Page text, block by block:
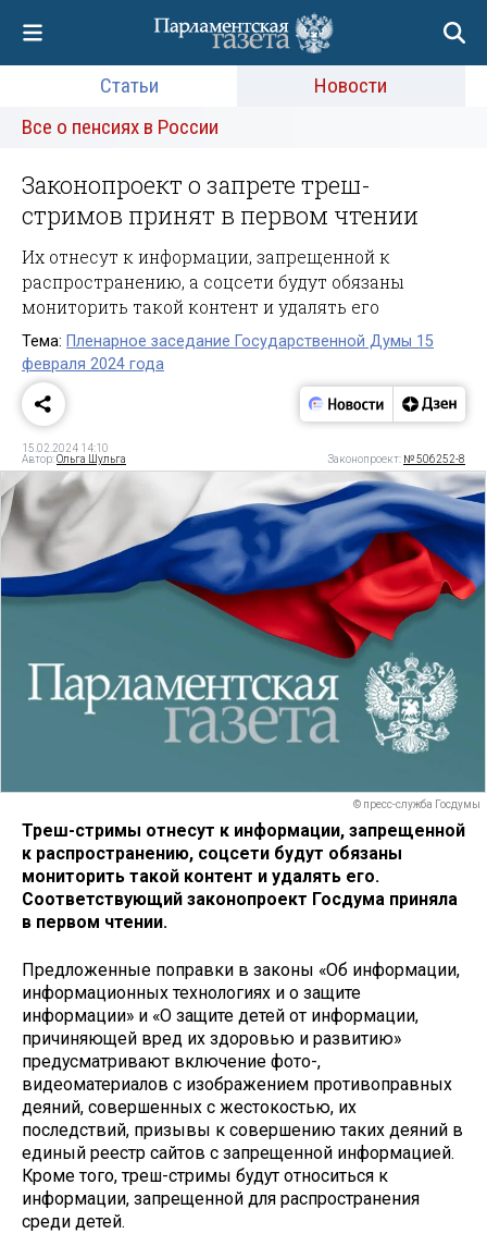
Статьи
Новости
Все о пенсиях в России
Законопроект о запрете треш-
стримов принят в первом чтении
Их отнесут к информации, запрещенной к
распространению, а соцсети будут обязаны
мониторить такой контент и удалять его
Тема: Пленарное заседание Государственной Думы 15
февраля 2024 года
15.02.2024 14:10
Автор:Ольга Шульга Законопроект: № 506252-8
© пресс-служба Госдумы
Треш-стримы отнесут к информации, запрещенной
к распространению, соцсети будут обязаны
мониторить такой контент и удалять его.
Соответствующий законопроект Госдума приняла
в первом чтении.
Предложенные поправки в законы «Об информации,
информационных технологиях и о защите
информации» и «О защите детей от информации,
причиняющей вред их здоровью и развитию»
предусматривают включение фото-,
видеоматериалов с изображением противоправных
деяний, совершенных с жестокостью, их
последствий, призывы к совершению таких деяний в
единый реестр сайтов с запрещенной информацией.
Кроме того, треш-стримы будут относиться к
информации, запрещенной для распространения
среди детей.